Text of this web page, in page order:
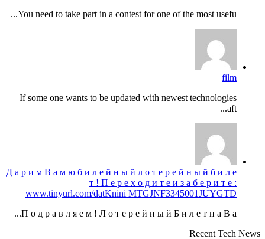
You need to take part in a contest for one of the most usefu...
film
If some one wants to be updated with newest technologies
aft...
Д а р и м В а м ю б и л е й н ы й л о т е р е й н ы й б и л е
т ! П е р е х о д и т е и з а б е р и т е :
www.tinyurl.com/datKnini MTGJNF3345001JUYGTD
П о д р а в л я е м ! Л о т е р е й н ы й Б и л е т н а В а...
Recent Tech News